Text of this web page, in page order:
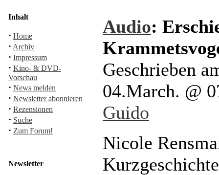
Inhalt
· Home
· Archiv
· Impressum
· Kino- & DVD-
Vorschau
· News melden
· Newsletter abonnieren
· Rezensionen
· Suche
· Zum Forum!
Newsletter
Audio:
Geschrieben
04.March. @
Guido
Nicole